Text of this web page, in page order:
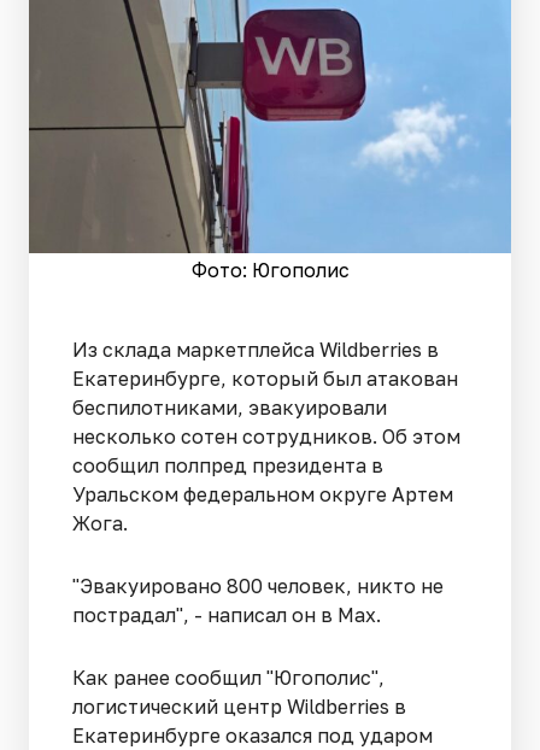
Фото: Югополис
Из склада маркетплейса Wildberries в
Екатеринбурге, который был атакован
беспилотниками, эвакуировали
несколько сотен сотрудников. Об этом
сообщил полпред президента в
Уральском федеральном округе Артем
Жога.
"Эвакуировано 800 человек, никто не
пострадал", - написал он в Max.
Как ранее сообщил "Югополис",
логистический центр Wildberries в
Екатеринбурге оказался под ударом